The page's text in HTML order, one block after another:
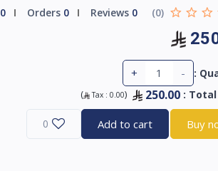
(0)
0
0
0
-
+
Total
:
250.00
(
Tax : 0.00
)
Buy
Add to cart
0